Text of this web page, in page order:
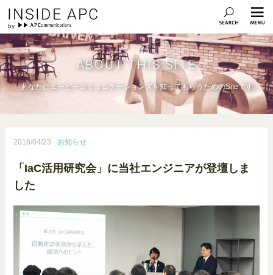
INSIDE APC
ABOUT THIS SITE
あなたにエーピーコミュニケーションズを知ってもらうためのSiteです
2018/04/23 お知らせ
「IaC活用研究会」に当社エンジニアが登壇しま
した